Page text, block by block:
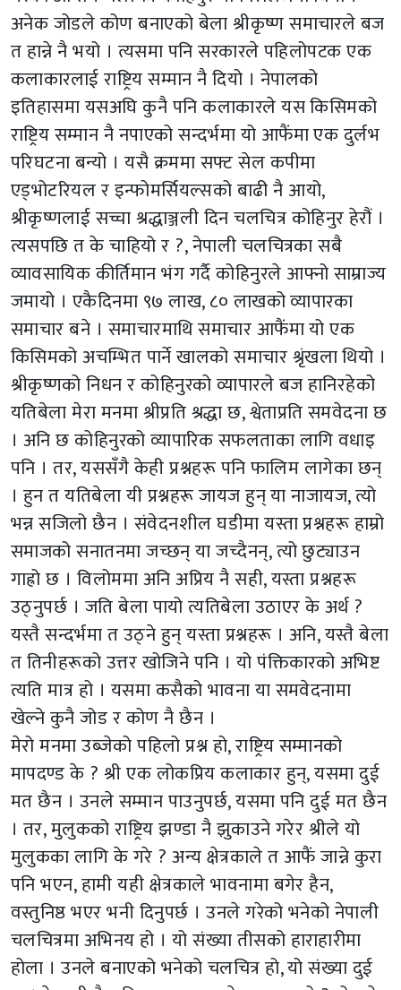
अनेक जोडले कोण बनाएको बेला श्रीकृष्ण समाचारले बज
त हान्ने नै भयो । त्यसमा पनि सरकारले पहिलोपटक एक
कलाकारलाई राष्ट्रिय सम्मान नै दियो । नेपालको
इतिहासमा यसअघि कुनै पनि कलाकारले यस किसिमको
राष्ट्रिय सम्मान नै नपाएको सन्दर्भमा यो आफैंमा एक दुर्लभ
परिघटना बन्यो । यसै क्रममा सफ्ट सेल कपीमा
एड्भोटरियल र इन्फोमर्सियल्सको बाढी नै आयो,
श्रीकृष्णलाई सच्चा श्रद्धाञ्जली दिन चलचित्र कोहिनुर हेरौं ।
त्यसपछि त के चाहियो र ?, नेपाली चलचित्रका सबै
व्यावसायिक कीर्तिमान भंग गर्दै कोहिनुरले आफ्नो साम्राज्य
जमायो । एकैदिनमा ९७ लाख, ८० लाखको व्यापारका
समाचार बने । समाचारमाथि समाचार आफैंमा यो एक
किसिमको अचम्भित पार्ने खालको समाचार श्रृंखला थियो ।
श्रीकृष्णको निधन र कोहिनुरको व्यापारले बज हानिरहेको
यतिबेला मेरा मनमा श्रीप्रति श्रद्धा छ, श्वेताप्रति समवेदना छ
। अनि छ कोहिनुरको व्यापारिक सफलताका लागि वधाइ
पनि । तर, यससँगै केही प्रश्नहरू पनि फालिम लागेका छन्
। हुन त यतिबेला यी प्रश्नहरू जायज हुन् या नाजायज, त्यो
भन्न सजिलो छैन । संवेदनशील घडीमा यस्ता प्रश्नहरू हाम्रो
समाजको सनातनमा जच्छन् या जच्दैनन्, त्यो छुट्याउन
गाह्रो छ । विलोममा अनि अप्रिय नै सही, यस्ता प्रश्नहरू
उठ्नुपर्छ । जति बेला पायो त्यतिबेला उठाएर के अर्थ ?
यस्तै सन्दर्भमा त उठ्ने हुन् यस्ता प्रश्नहरू । अनि, यस्तै बेला
त तिनीहरूको उत्तर खोजिने पनि । यो पंक्तिकारको अभिष्ट
त्यति मात्र हो । यसमा कसैको भावना या समवेदनामा
खेल्ने कुनै जोड र कोण नै छैन ।
मेरो मनमा उब्जेको पहिलो प्रश्न हो, राष्ट्रिय सम्मानको
मापदण्ड के ? श्री एक लोकप्रिय कलाकार हुन्, यसमा दुई
मत छैन । उनले सम्मान पाउनुपर्छ, यसमा पनि दुई मत छैन
। तर, मुलुकको राष्ट्रिय झण्डा नै झुकाउने गरेर श्रीले यो
मुलुकका लागि के गरे ? अन्य क्षेत्रकाले त आफैं जान्ने कुरा
पनि भएन, हामी यही क्षेत्रकाले भावनामा बगेर हैन,
वस्तुनिष्ठ भएर भनी दिनुपर्छ । उनले गरेको भनेको नेपाली
चलचित्रमा अभिनय हो । यो संख्या तीसको हाराहारीमा
होला । उनले बनाएको भनेको चलचित्र हो, यो संख्या दुई